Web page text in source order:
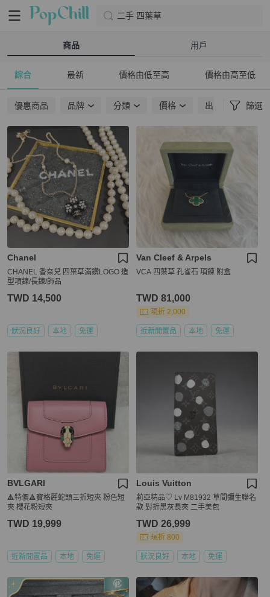
二手 四葉草
商品 用戶
綜合 最新 價格由低至高 價格由高至低
優惠商品 品牌 分類 價格 出貨地點 篩選
Chanel
CHANEL 香奈兒 四葉草滿鑽LOGO 造
型項鍊/長鍊/飾品
TWD 14,500
狀況良好 本地 免運
Van Cleef & Arpels
VCA 四葉草 孔雀石 項鍊 附盒
TWD 81,000
現折 2,000
近新閒置品 本地 免運
BVLGARI
🔺特價🔺寶格麗蛇頭三折短夾 粉色短
夾 櫻花粉短夾
TWD 19,999
近新閒置品 本地 免運
Louis Vuitton
莉亞精品♡ Lv M81932 草間彌生聯名
款 對折黑灰長夾 二手美包
TWD 26,999
現折 800
狀況良好 本地 免運